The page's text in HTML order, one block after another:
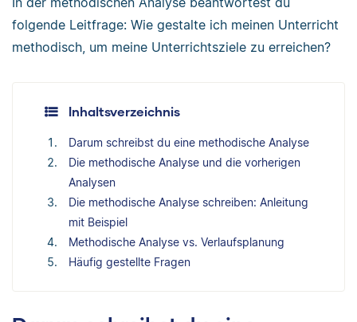
folgende Leitfrage: Wie gestalte ich meinen Unterricht
methodisch, um meine Unterrichtsziele zu erreichen?
Inhaltsverzeichnis
Darum schreibst du eine methodische Analyse
Die methodische Analyse und die vorherigen
Analysen
Die methodische Analyse schreiben: Anleitung
mit Beispiel
Methodische Analyse vs. Verlaufsplanung
Häufig gestellte Fragen